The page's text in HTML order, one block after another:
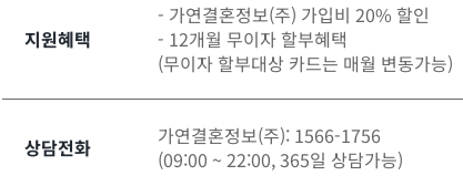
지원혜택
- 가연결혼정보(주) 가입비 20% 할인
- 12개월 무이자 할부혜택
(무이자 할부대상 카드는 매월 변동가능)
상담전화
가연결혼정보(주): 1566-1756
(09:00 ~ 22:00, 365일 상담가능)